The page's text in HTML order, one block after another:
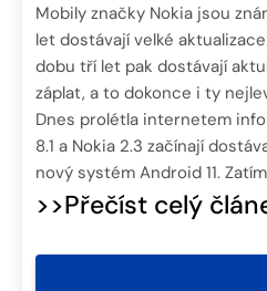
Mobily značky Nokia jsou
let dostávají velké
dobu tří let pak dostávají
záplat, a to dokonce i ty
Dnes prolétla internetem
8.1 a Nokia 2.3 začínají
nový systém Android 11.
>>Přečíst celý